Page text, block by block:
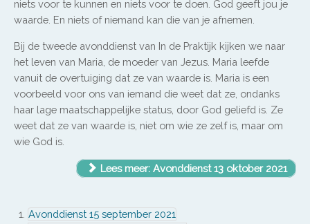
niets voor te kunnen en niets voor te doen. God geeft jou je
waarde. En niets of niemand kan die van je afnemen.
Bij de tweede avonddienst van In de Praktijk kijken we naar
het leven van Maria, de moeder van Jezus. Maria leefde
vanuit de overtuiging dat ze van waarde is. Maria is een
voorbeeld voor ons van iemand die weet dat ze, ondanks
haar lage maatschappelijke status, door God geliefd is. Ze
weet dat ze van waarde is, niet om wie ze zelf is, maar om
wie God is.
Lees meer: Avonddienst 13 oktober 2021
Avonddienst 15 september 2021